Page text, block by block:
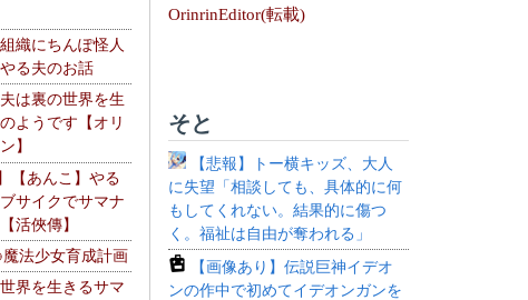
組織にちんぽ怪人
る夫のお話
夫は裏の世界を生
ようです【オリ
】
【あんこ】やる
サイクでサマナ
活俠傳】
法少女育成計画
界を生きるサマ
OrinrinEditor(転載)
そと
【悲報】トー横キッズ、大人
に失望「相談しても、具体的に何
もしてくれない。結果的に傷つ
く。福祉は自由が奪われる」
【画像あり】伝説巨神イデオ
ンの作中で初めてイデオンガンを